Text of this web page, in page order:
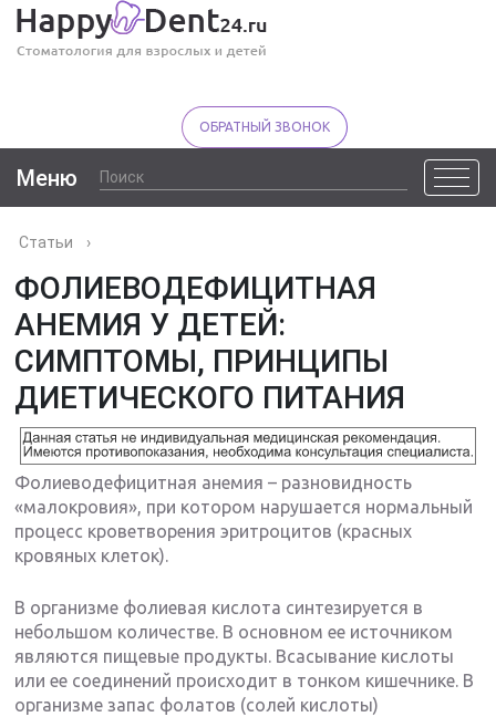
ОБРАТНЫЙ ЗВОНОК
Меню
Статьи ›
ФОЛИЕВОДЕФИЦИТНАЯ
АНЕМИЯ У ДЕТЕЙ:
СИМПТОМЫ, ПРИНЦИПЫ
ДИЕТИЧЕСКОГО ПИТАНИЯ
Фолиеводефицитная анемия – разновидность
«малокровия», при котором нарушается нормальный
процесс кроветворения эритроцитов (красных
кровяных клеток).
В организме фолиевая кислота синтезируется в
небольшом количестве. В основном ее источником
являются пищевые продукты. Всасывание кислоты
или ее соединений происходит в тонком кишечнике. В
организме запас фолатов (солей кислоты)